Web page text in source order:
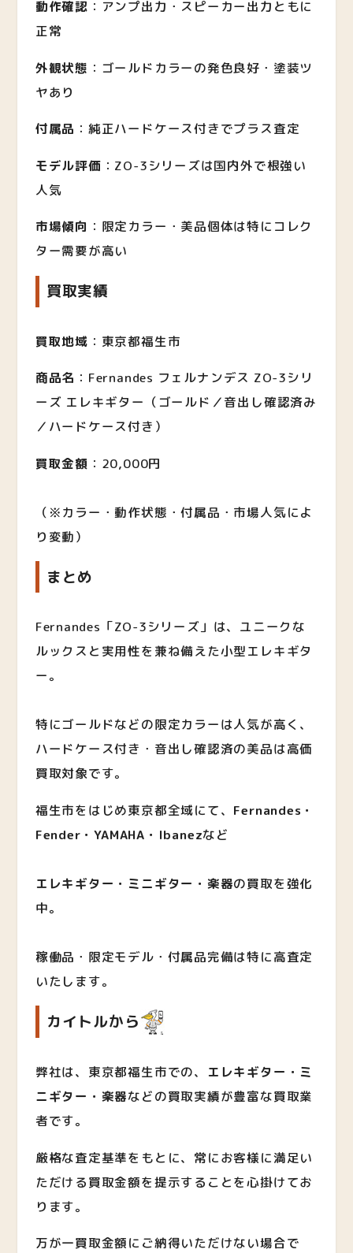
動作確認 ：アンプ出力・スピーカー出力ともに
正常
外観状態 ：ゴールドカラーの発色良好・塗装ツ
ヤあり
付属品 ：純正ハードケース付きでプラス査定
モデル評価 ：ZO-3シリーズは国内外で根強い
人気
市場傾向 ：限定カラー・美品個体は特にコレク
ター需要が高い
買取実績
買取地域 ：東京都福生市
商品名 ：Fernandes フェルナンデス ZO-3シリ
ーズ エレキギター（ゴールド／音出し確認済み
／ハードケース付き）
買取金額 ：20,000円
（※カラー・動作状態・付属品・市場人気によ
り変動）
まとめ
Fernandes「ZO-3シリーズ」は、ユニークな
ルックスと実用性を兼ね備えた小型エレキギタ
ー。
特にゴールドなどの限定カラーは人気が高く、
ハードケース付き・音出し確認済の美品は高価
買取対象です。
福生市をはじめ東京都全域にて、 Fernandes・
Fender・YAMAHA・Ibanezなど
エレキギター・ミニギター・楽器の買取を強化
中。
稼働品・限定モデル・付属品完備は特に高査定
いたします。
カイトルから
弊社は、東京都福生市での、 エレキギター・ミ
ニギター・楽器などの買取実績が豊富な買取業
者です。
厳格な査定基準をもとに、常にお客様に満足い
ただける買取金額を提示することを心掛けてお
ります。
万が一買取金額にご納得いただけない場合で